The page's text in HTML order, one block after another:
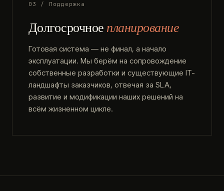
03 / Поддержка
Долгосрочное планирование
Готовая система — не финал, а начало
эксплуатации. Мы берём на сопровождение
собственные разработки и существующие IT-
ландшафты заказчиков, отвечая за SLA,
развитие и модификации наших решений на
всём жизненном цикле.